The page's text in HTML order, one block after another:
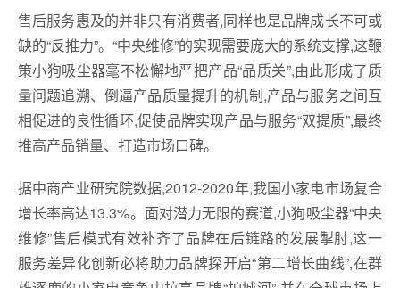
售后服务惠及的并非只有消费者,同样也是品牌成长不可或
缺的“反推力”。“中央维修”的实现需要庞大的系统支撑,这鞭
策小狗吸尘器毫不松懈地严把产品“品质关”,由此形成了质
量问题追溯、倒逼产品质量提升的机制,产品与服务之间互
相促进的良性循环,促使品牌实现产品与服务“双提质”,最终
推高产品销量、打造市场口碑。
据中商产业研究院数据,2012-2020年,我国小家电市场复合
增长率高达13.3%。面对潜力无限的赛道,小狗吸尘器“中央
维修”售后模式有效补齐了品牌在后链路的发展掣肘,这一
服务差异化创新必将助力品牌探开启“第二增长曲线”,在群